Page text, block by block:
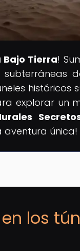
Bajo Tierra!
subterráneas
explorar un
aventura única!
los